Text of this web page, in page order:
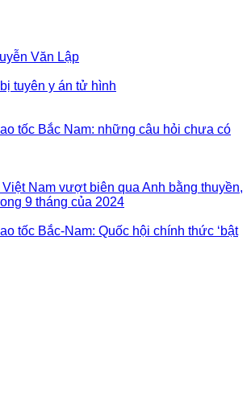
Văn Lập
tuyên y án tử hình
tốc Bắc Nam: những câu hỏi chưa có
Nam vượt biên qua Anh bằng thuyền,
9 tháng của 2024
tốc Bắc-Nam: Quốc hội chính thức ‘bật